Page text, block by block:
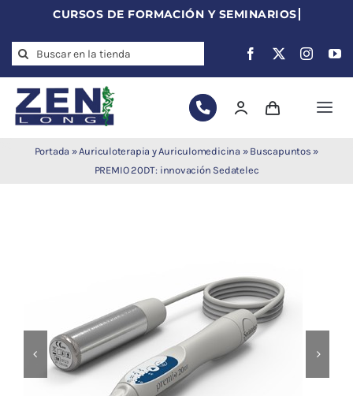
content
Search
for:
Laserpuntura
Cromoterapia
Portada »Auriculoterapia y Auriculomedicina » Buscapuntos »
PREMIO 20DT: innovación Sedatelec